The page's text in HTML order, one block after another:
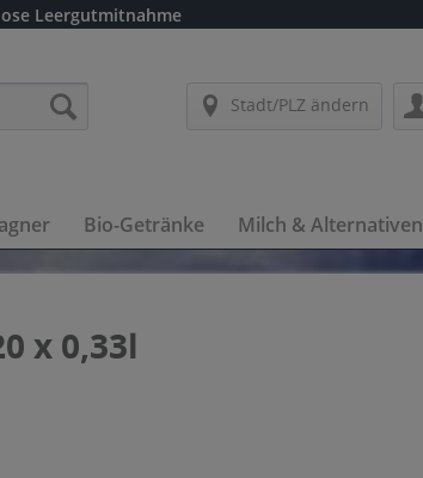
Leergutmitnahme
Stadt/PLZ ändern
Bio-Getränke Milch & Alternativen
x 0,33l